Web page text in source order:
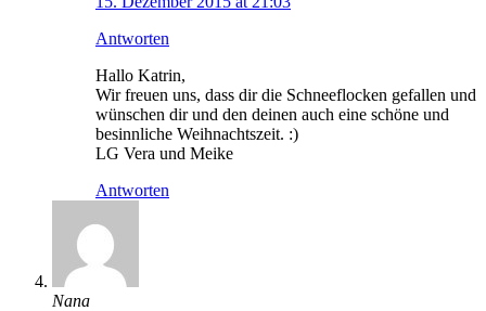
Antworten
Hallo Katrin,
Wir freuen uns, dass dir die Schneeflocken gefallen und
wünschen dir und den deinen auch eine schöne und
besinnliche Weihnachtszeit. :)
LG Vera und Meike
Antworten
Nana